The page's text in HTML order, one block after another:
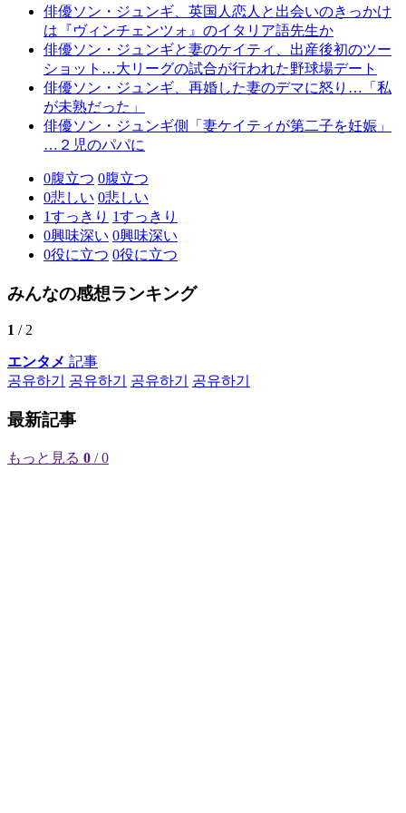
俳優ソン・ジュンギ、英国人恋人と出会いのきっかけ
は『ヴィンチェンツォ』のイタリア語先生か
俳優ソン・ジュンギと妻のケイティ、出産後初のツー
ショット…大リーグの試合が行われた野球場デート
俳優ソン・ジュンギ、再婚した妻のデマに怒り…「私
が未熟だった」
俳優ソン・ジュンギ側「妻ケイティが第二子を妊娠」
…２児のパパに
0腹立つ 0腹立つ
0悲しい 0悲しい
1すっきり 1すっきり
0興味深い 0興味深い
0役に立つ 0役に立つ
みんなの感想ランキング
1 / 2
エンタメ 記事
공유하기
공유하기 공유하기 공유하기
最新記事
もっと見る 0 / 0